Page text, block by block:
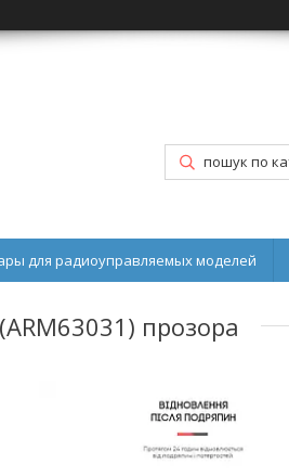
для радиоуправляемых моделей
прозора